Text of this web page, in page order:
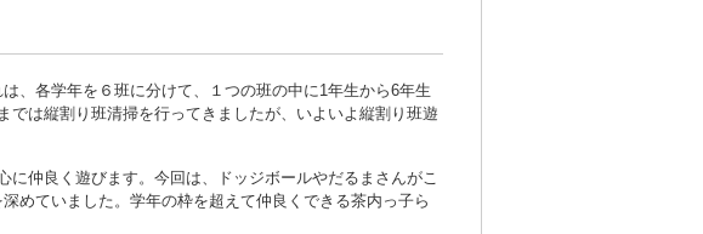
、各学年を６班に分けて、１つの班の中に1年生から6年生
では縦割り班清掃を行ってきましたが、いよいよ縦割り班遊
仲良く遊びます。今回は、ドッジボールやだるまさんがこ
めていました。学年の枠を超えて仲良くできる茶内っ子ら